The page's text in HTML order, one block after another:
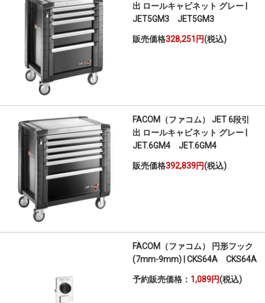
出 ロールキャビネット グレー |
JET5GM3 JET5GM3
販売価格328,251円(税込)
FACOM（ファコム） JET 6段引
出 ロールキャビネット グレー |
JET.6GM4 JET.6GM4
販売価格392,839円(税込)
FACOM（ファコム） 円形フック
(7mm-9mm) | CKS64A CKS64A
予約販売価格： 1,089円(税込)